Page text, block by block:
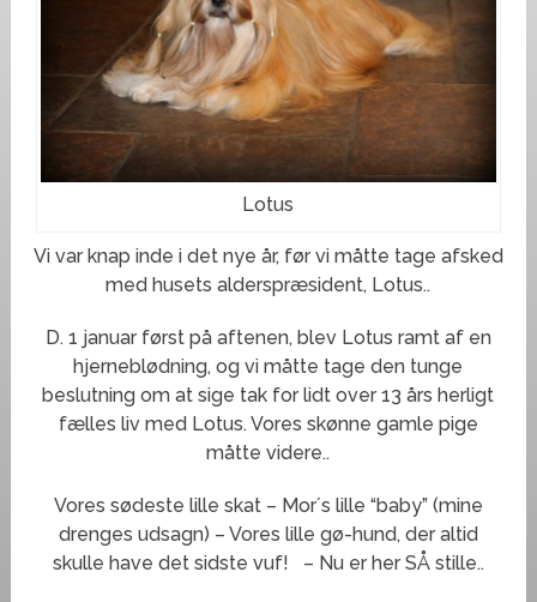
Lotus
Vi var knap inde i det nye år, før vi måtte tage afsked
med husets alderspræsident, Lotus..
D. 1 januar først på aftenen, blev Lotus ramt af en
hjerneblødning, og vi måtte tage den tunge
beslutning om at sige tak for lidt over 13 års herligt
fælles liv med Lotus. Vores skønne gamle pige
måtte videre..
Vores sødeste lille skat – Mor´s lille “baby” (mine
drenges udsagn) – Vores lille gø-hund, der altid
skulle have det sidste vuf!
– Nu er her SÅ stille..